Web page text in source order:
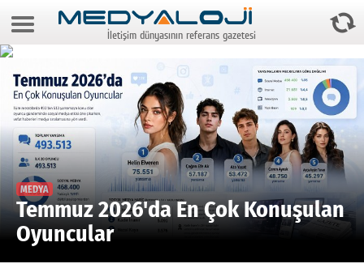
6 Ağustos 2026 8:36:38
Foto Galeri
Video Galeri
Gazeteler
Medya
Reyting-tiraj
Teknoloji
İletişim dünyasının referans gazetesi
MEDYA
Temmuz 2026'da En Çok Konuşulan
Oyuncular